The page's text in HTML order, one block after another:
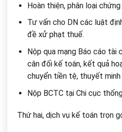
Hoàn thiện, phân loại
Tư vấn cho DN các luật
đề xử phạt thuế.
Nộp qua mạng Báo cáo tài
cân đối kế toán, kết quả
chuyển tiền tệ, thuyết
Nộp BCTC tại Chi cục
Thứ hai, dịch vụ kế toán trọn